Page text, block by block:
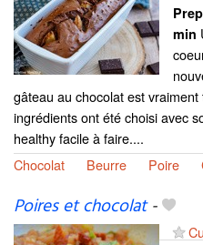
min
gâteau au chocolat est
ingrédients ont été choisi avec
healthy facile à faire....
Chocolat
Beurre Poire
Poires et chocolat-